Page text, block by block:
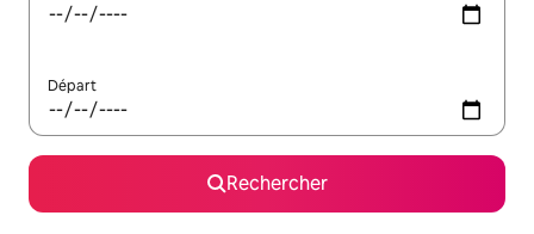
Départ
Rechercher